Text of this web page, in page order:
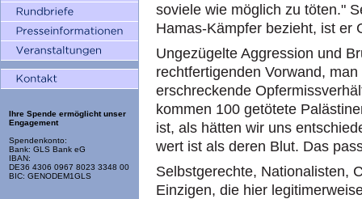
Ihre Spende ermöglicht unser
Engagement
Spendenkonto:
Bank: GLS Bank eG
IBAN:
DE36 4306 0967 8023 3348 00
BIC: GENODEM1GLS
soviele wie möglich zu töten."
Hamas-Kämpfer bezieht, ist er
Ungezügelte Aggression und
rechtfertigenden Vorwand,
erschreckende
kommen 100 getötete
ist, als hätten wir uns
wert ist als deren Blut. Das
Selbstgerechte, Nationalisten,
Einzigen, die hier